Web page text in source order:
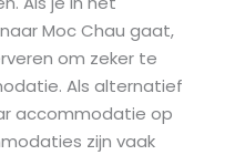
Moc Chau gaat,
om zeker te
Als alternatief
accommodatie op
zijn vaak